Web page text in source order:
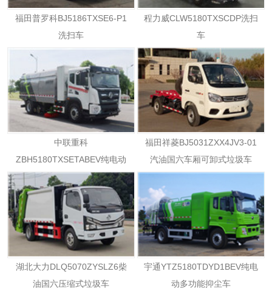
福田普罗科BJ5186TXSE6-P1
洗扫车
程力威CLW5180TXSCDP洗扫
车
中联重科
ZBH5180TXSETABEV纯电动
洗扫车
福田祥菱BJ5031ZXX4JV3-01
汽油国六车厢可卸式垃圾车
湖北大力DLQ5070ZYSLZ6柴
油国六压缩式垃圾车
宇通YTZ5180TDYD1BEV纯电
动多功能抑尘车